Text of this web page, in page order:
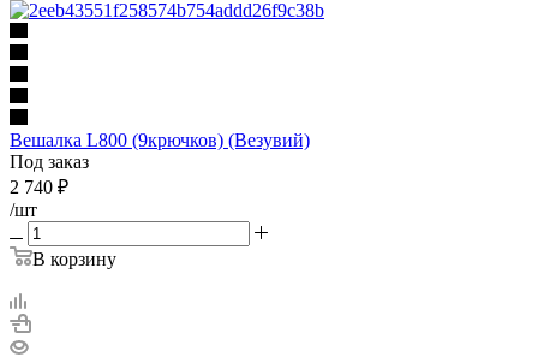
Вешалка L800 (9крючков) (Везувий)
Под заказ
2 740 ₽
/шт
В корзину